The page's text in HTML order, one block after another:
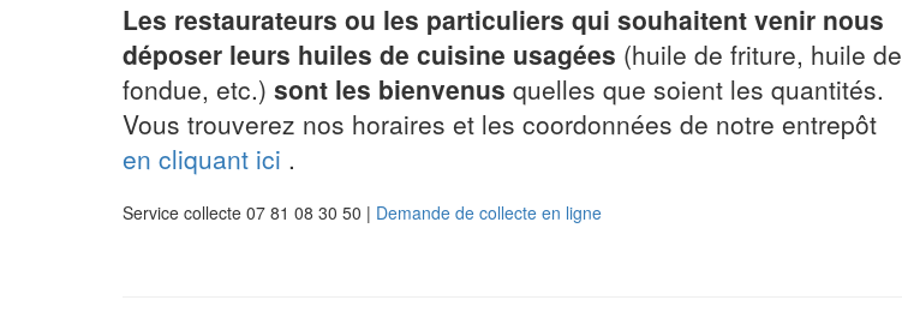
Les restaurateurs ou les particuliers qui souhaitent venir nous
déposer leurs huiles de cuisine usagées (huile de friture, huile de
fondue, etc.) sont les bienvenus quelles que soient les quantités.
Vous trouverez nos horaires et les coordonnées de notre entrepôt
en cliquant ici .
Service collecte 07 81 08 30 50 | Demande de collecte en ligne